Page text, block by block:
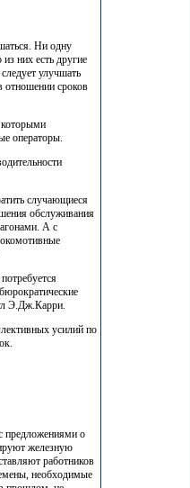
Ни одну
них есть другие
улучшать
отношении сроков
которыми
операторы.
случающиеся
обслуживания
А с
Э.Дж.Карри.
усилий по
предложениями о
железную
работников
необходимые